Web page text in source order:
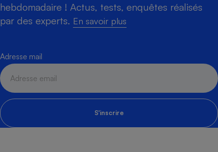
hebdomadaire ! Actus, tests, enquêtes réalisés
par des experts. En savoir plus
Adresse mail
S'inscrire